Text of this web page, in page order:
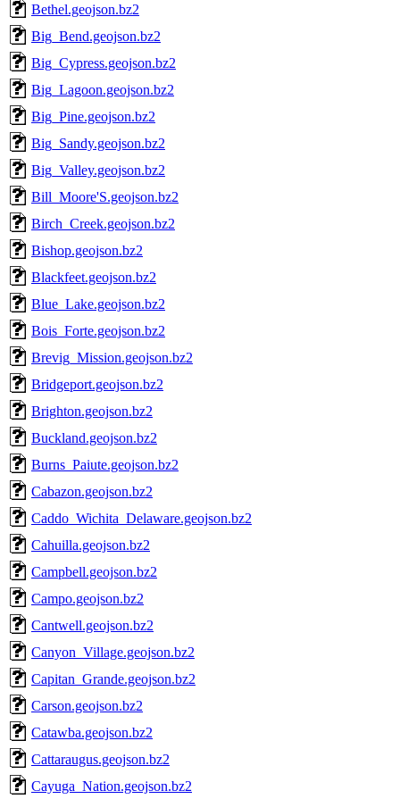
Bethel.geojson.bz2
Big_Bend.geojson.bz2
Big_Cypress.geojson.bz2
Big_Lagoon.geojson.bz2
Big_Pine.geojson.bz2
Big_Sandy.geojson.bz2
Big_Valley.geojson.bz2
Bill_Moore'S.geojson.bz2
Birch_Creek.geojson.bz2
Bishop.geojson.bz2
Blackfeet.geojson.bz2
Blue_Lake.geojson.bz2
Bois_Forte.geojson.bz2
Brevig_Mission.geojson.bz2
Bridgeport.geojson.bz2
Brighton.geojson.bz2
Buckland.geojson.bz2
Burns_Paiute.geojson.bz2
Cabazon.geojson.bz2
Caddo_Wichita_Delaware.geojson.bz2
Cahuilla.geojson.bz2
Campbell.geojson.bz2
Campo.geojson.bz2
Cantwell.geojson.bz2
Canyon_Village.geojson.bz2
Capitan_Grande.geojson.bz2
Carson.geojson.bz2
Catawba.geojson.bz2
Cattaraugus.geojson.bz2
Cayuga_Nation.geojson.bz2